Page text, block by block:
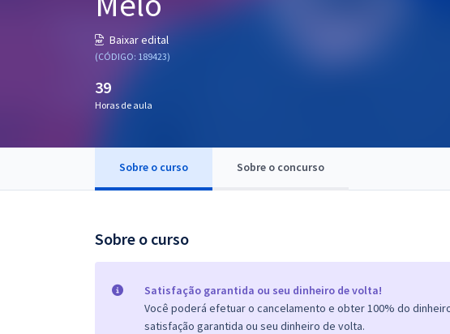
Baixar edital
(CÓDIGO: 189423)
39
Horas de aula
Sobre o curso Sobre o concurso
Sobre o curso
Satisfação garantida ou seu dinheiro de volta!
Você poderá efetuar o cancelamento e obter 100% do
satisfação garantida ou seu dinheiro de volta.